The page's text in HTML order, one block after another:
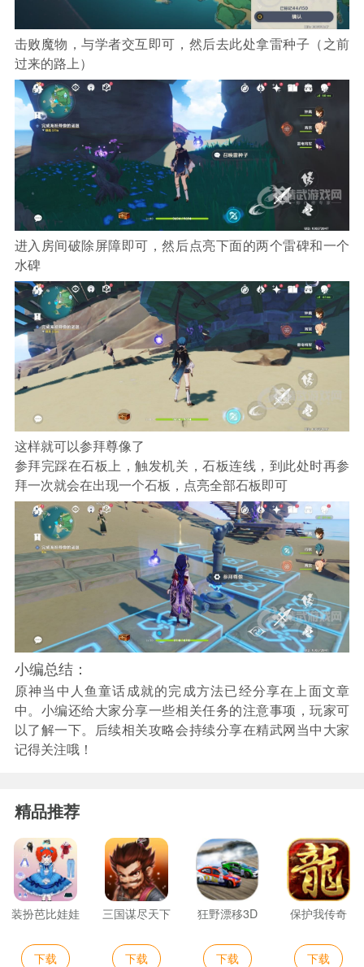
击败魔物，与学者交互即可，然后去此处拿雷种子（之前
过来的路上）
进入房间破除屏障即可，然后点亮下面的两个雷碑和一个
水碑
这样就可以参拜尊像了
参拜完踩在石板上，触发机关，石板连线，到此处时再参
拜一次就会在出现一个石板，点亮全部石板即可
小编总结：
原神当中人鱼童话成就的完成方法已经分享在上面文章
中。小编还给大家分享一些相关任务的注意事项，玩家可
以了解一下。后续相关攻略会持续分享在精武网当中大家
记得关注哦！
精品推荐
装扮芭比娃娃
下载
三国谋尽天下
下载
狂野漂移3D
下载
保护我传奇
下载